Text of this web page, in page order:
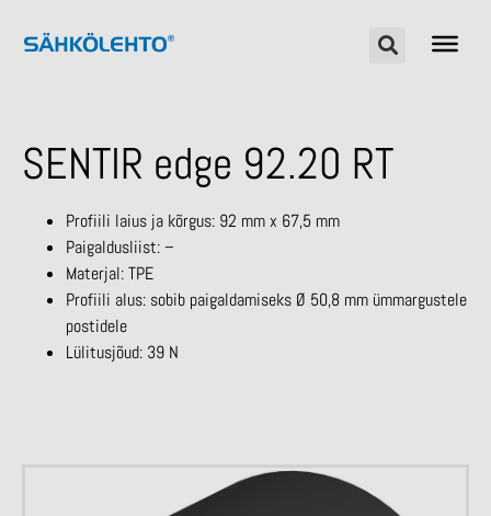
SENTIR edge 92.20 RT
Profiili laius ja kõrgus: 92 mm x 67,5 mm
Paigaldusliist: –
Materjal: TPE
Profiili alus: sobib paigaldamiseks Ø 50,8 mm ümmargustele
postidele
Lülitusjõud: 39 N